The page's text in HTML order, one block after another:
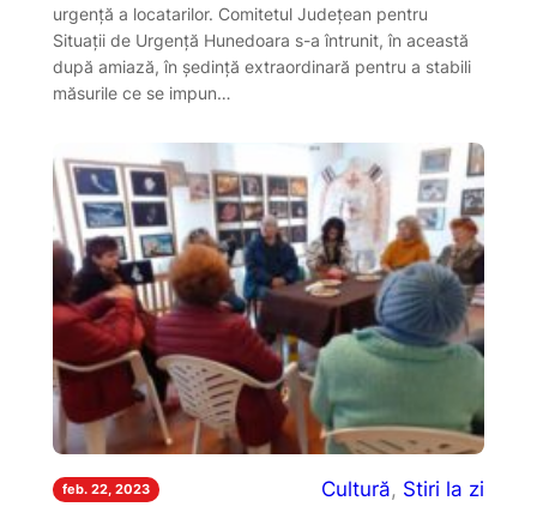
urgență a locatarilor. Comitetul Județean pentru
Situații de Urgență Hunedoara s-a întrunit, în această
după amiază, în ședință extraordinară pentru a stabili
măsurile ce se impun…
feb. 22, 2023 Cultură, Stiri la zi